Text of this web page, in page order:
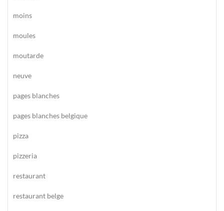
moins
moules
moutarde
neuve
pages blanches
pages blanches belgique
pizza
pizzeria
restaurant
restaurant belge